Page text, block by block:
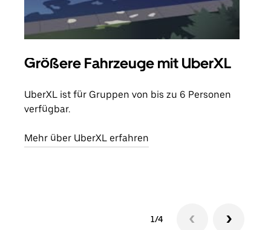
Größere Fahrzeuge mit UberXL
UberXL ist für Gruppen von bis zu 6 Personen
verfügbar.
Mehr über UberXL erfahren
1/4